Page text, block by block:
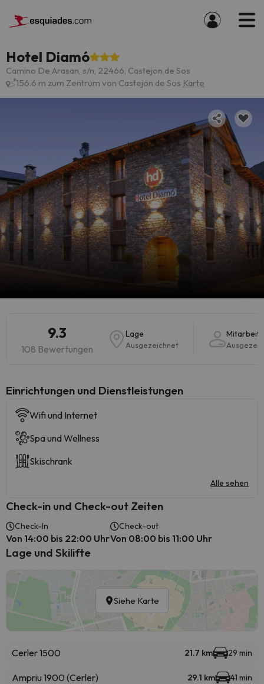
Hotel Diamó
Camino De Arasan, s/n, 22466, Castejon de Sos
156.6 m zum Zentrum von Castejon de Sos Karte
9.3
108 Bewertungen
Lage
Ausgezeichnet
​Einrichtungen und Dienstleistungen
Wifi und Internet
Spa und Wellness
Skischrank
Alle sehen
Check-in und Check-out Zeiten
Check-In
Von 14:00 bis 22:00 Uhr
Check-out
Von 08:00 bis 11:00 Uhr
Lage und Skilifte
Siehe Karte
Cerler 1500 21.7 km 29 min
Ampriu 1900 (Cerler) 29.1 km 41 min